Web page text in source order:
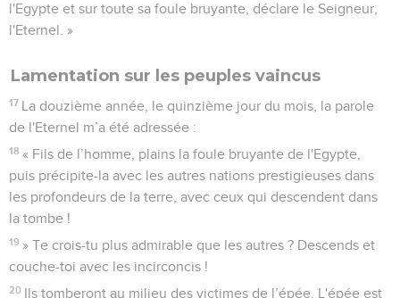
l'Egypte et sur toute sa foule bruyante, déclare le Seigneur,
l'Eternel. »
Lamentation sur les peuples vaincus
17 La douzième année, le quinzième jour du mois, la parole
de l'Eternel m’a été adressée :
18 « Fils de l’homme, plains la foule bruyante de l'Egypte,
puis précipite-la avec les autres nations prestigieuses dans
les profondeurs de la terre, avec ceux qui descendent dans
la tombe !
19 » Te crois-tu plus admirable que les autres ? Descends et
couche-toi avec les incirconcis !
20 Ils tomberont au milieu des victimes de l’épée. L'épée est